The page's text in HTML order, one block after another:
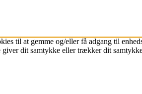
til at gemme og/eller få adgang til
dit samtykke eller trækker dit